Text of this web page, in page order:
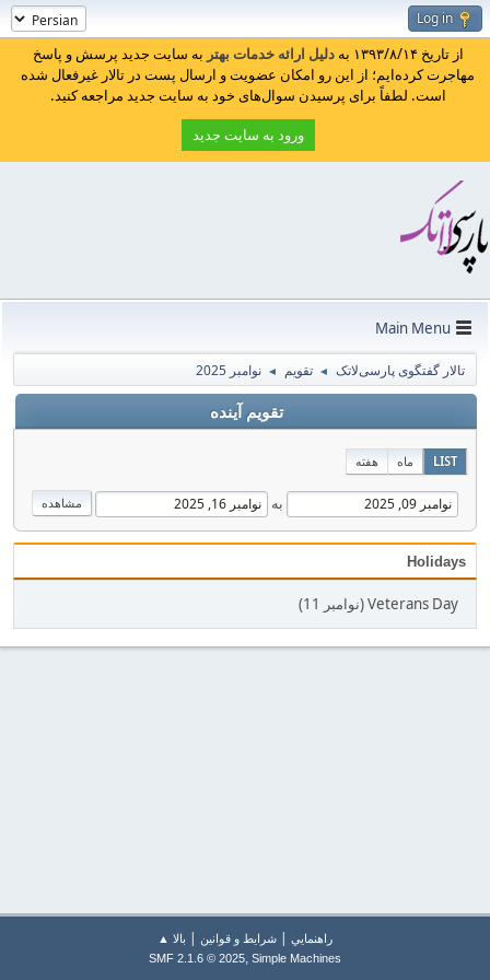
Log in
از تاریخ ۱۳۹۳/۸/۱۴ به دلیل ارائه خدمات بهتر به سایت جدید پرسش و پاسخ
مهاجرت کرده‌ایم؛ از این رو امکان عضویت و ارسال پست در تالار غیرفعال شده
است. لطفاً برای پرسیدن سوال‌های خود به سایت جدید مراجعه کنید.
ورود به سایت جدید
Main Menu
تالار گفتگوی پارسی‌لاتک ◄ تقویم ◄ نوامبر 2025
تقویم آینده
LIST ماه هفته
به
Holidays
Veterans Day (نوامبر 11)
راهنمايي | شرایط و قوانین | بالا ▲
SMF 2.1.6 © 2025, Simple Machines